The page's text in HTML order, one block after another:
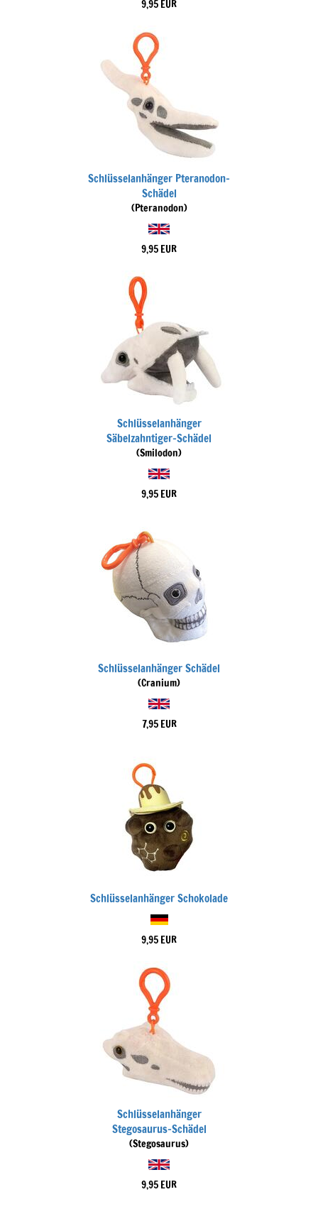
9,95 EUR
Schlüsselanhänger Pteranodon-
Schädel
(Pteranodon)
9,95 EUR
Schlüsselanhänger
Säbelzahntiger-Schädel
(Smilodon)
9,95 EUR
Schlüsselanhänger Schädel
(Cranium)
7,95 EUR
Schlüsselanhänger Schokolade
9,95 EUR
Schlüsselanhänger
Stegosaurus-Schädel
(Stegosaurus)
9,95 EUR